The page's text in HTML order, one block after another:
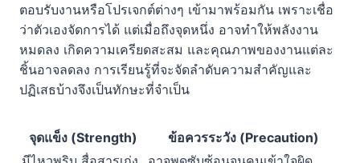
ตอบรับงานหรือโปรเจกต์ต่างๆ เข้ามาพร้อมกัน เพราะเชื่อ
ว่าตัวเองจัดการได้ แต่เมื่อถึงจุดหนึ่ง อาจทำให้พลังงาน
หมดลง เกิดความเครียดสะสม และคุณภาพของงานแต่ละ
ชิ้นอาจลดลง การเรียนรู้ที่จะจัดลำดับความสำคัญและ
ปฏิเสธบ้างจึงเป็นทักษะที่จำเป็น
จุดแข็ง (Strength)
ข้อควรระวัง (Precaution)